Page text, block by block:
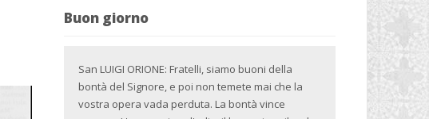
Buon giorno
San LUIGI ORIONE: Fratelli, siamo buoni della
bontà del Signore, e poi non temete mai che la
vostra opera vada perduta. La bontà vince